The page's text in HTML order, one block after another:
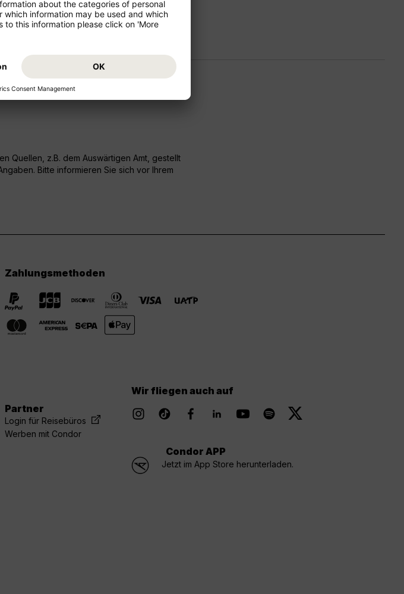
Quellen, z.B. dem Auswärtigen Amt, gestellt
Bitte informieren Sie sich vor Ihrem
Zahlungsmethoden
Partner
Login für Reisebüros
Werben mit Condor
Wir fliegen auch auf
Condor APP
Jetzt im App Store herunterladen.